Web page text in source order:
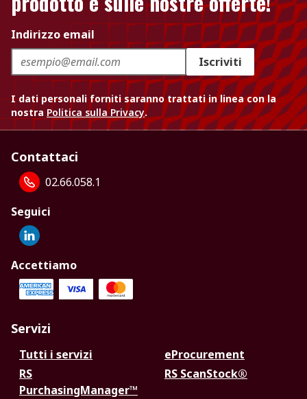
Indirizzo email
Iscriviti
I dati personali forniti saranno trattati in linea con la
nostra Politica sulla Privacy.
Contattaci
02.66.058.1
Seguici
Accettiamo
Servizi
Tutti i servizi
eProcurement
RS
PurchasingManager™
RS ScanStock®